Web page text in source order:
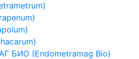
БИО (Endometramag Bio)